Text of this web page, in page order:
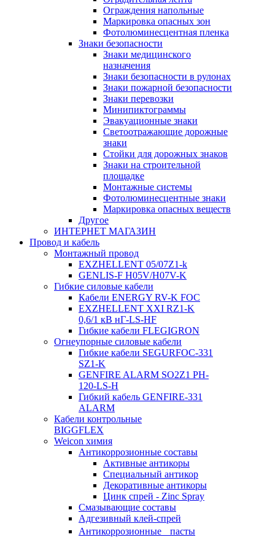
Ограждения напольные
Маркировка опасных зон
Фотолюминесцентная пленка
Знаки безопасности
Знаки медицинского
назначения
Знаки безопасности в рулонах
Знаки пожарной безопасности
Знаки перевозки
Минипиктограммы
Эвакуационные знаки
Светоотражающие дорожные
знаки
Стойки для дорожных знаков
Знаки на строительной
площадке
Монтажные системы
Фотолюминесцентные знаки
Маркировка опасных веществ
Другое
ИНТЕРНЕТ МАГАЗИН
Провод и кабель
Монтажный провод
EXZHELLENT 05/07Z1-k
GENLIS-F Н05V/H07V-K
Гибкие силовые кабели
Кабели ENERGY RV-K FOC
EXZHELLENT XXI RZ1-K
0,6/1 кВ нГ-LS-HF
Гибкие кабели FLEGIGRON
Огнеупорные силовые кабели
Гибкие кабели SEGURFOC-331
SZ1-K
GENFIRE ALARM SO2Z1 PH-
120-LS-H
Гибкий кабель GENFIRE-331
ALARM
Кабели контрольные
BIGGFLEX
Weicon химия
Антикоррозионные составы
Активные антикоры
Специальный антикор
Декоративные антикоры
Цинк спрей - Zinc Spray
Смазывающие составы
Адгезивный клей-спрей
Антикоррозионные пасты